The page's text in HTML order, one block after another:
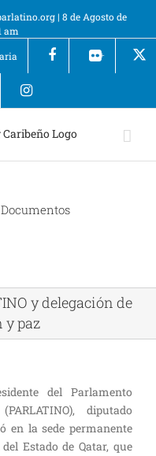
| 8 de Agosto de
am
+
Documentos
y delegación de
y paz
del Parlamento
diputado
en la sede permanente
Estado de Qatar, que